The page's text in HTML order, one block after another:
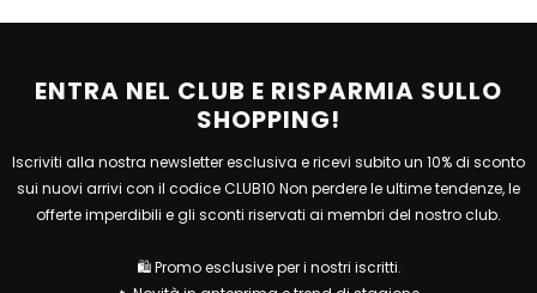
ENTRA NEL CLUB E RISPARMIA SULLO
SHOPPING!
Iscriviti alla nostra newsletter esclusiva e ricevi subito un 10% di sconto
sui nuovi arrivi con il codice CLUB10 Non perdere le ultime tendenze, le
offerte imperdibili e gli sconti riservati ai membri del nostro club.
🛍 Promo esclusive per i nostri iscritti.